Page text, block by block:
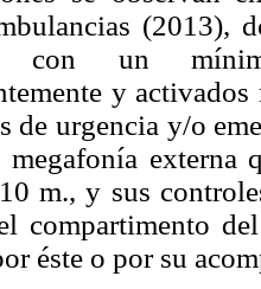
(2013),
con un
y
de urgencia y/o
externa
m., y sus
compartimento
éste o por su